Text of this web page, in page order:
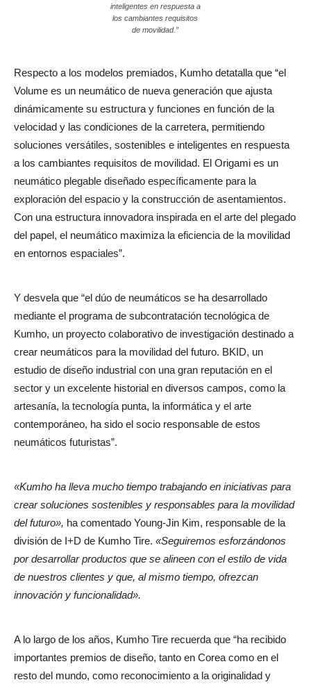
inteligentes en respuesta a
los cambiantes requisitos
de movilidad.”
Respecto a los modelos premiados, Kumho detatalla que “el
Volume es un neumático de nueva generación que ajusta
dinámicamente su estructura y funciones en función de la
velocidad y las condiciones de la carretera, permitiendo
soluciones versátiles, sostenibles e inteligentes en respuesta
a los cambiantes requisitos de movilidad. El Origami es un
neumático plegable diseñado específicamente para la
exploración del espacio y la construcción de asentamientos.
Con una estructura innovadora inspirada en el arte del plegado
del papel, el neumático maximiza la eficiencia de la movilidad
en entornos espaciales”.
Y desvela que “el dúo de neumáticos se ha desarrollado
mediante el programa de subcontratación tecnológica de
Kumho, un proyecto colaborativo de investigación destinado a
crear neumáticos para la movilidad del futuro. BKID, un
estudio de diseño industrial con una gran reputación en el
sector y un excelente historial en diversos campos, como la
artesanía, la tecnología punta, la informática y el arte
contemporáneo, ha sido el socio responsable de estos
neumáticos futuristas”.
«Kumho ha lleva mucho tiempo trabajando en iniciativas para
crear soluciones sostenibles y responsables para la movilidad
del futuro», ha comentado Young-Jin Kim, responsable de la
división de I+D de Kumho Tire. «Seguiremos esforzándonos
por desarrollar productos que se alineen con el estilo de vida
de nuestros clientes y que, al mismo tiempo, ofrezcan
innovación y funcionalidad».
A lo largo de los años, Kumho Tire recuerda que “ha recibido
importantes premios de diseño, tanto en Corea como en el
resto del mundo, como reconocimiento a la originalidad y